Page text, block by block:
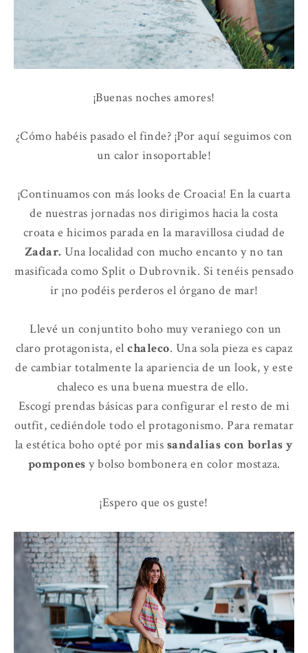
¡Buenas noches amores!
¿Cómo habéis pasado el finde? ¡Por aquí seguimos con
un calor insoportable!
¡Continuamos con más looks de Croacia! En la cuarta
de nuestras jornadas nos dirigimos hacia la costa
croata e hicimos parada en la maravillosa ciudad de
Zadar. Una localidad con mucho encanto y no tan
masificada como Split o Dubrovnik. Si tenéis pensado
ir ¡no podéis perderos el órgano de mar!
Llevé un conjuntito boho muy veraniego con un
claro protagonista, el chaleco. Una sola pieza es capaz
de cambiar totalmente la apariencia de un look, y este
chaleco es una buena muestra de ello.
Escogí prendas básicas para configurar el resto de mi
outfit, cediéndole todo el protagonismo. Para rematar
la estética boho opté por mis sandalias con borlas y
pompones y bolso bombonera en color mostaza.
¡Espero que os guste!